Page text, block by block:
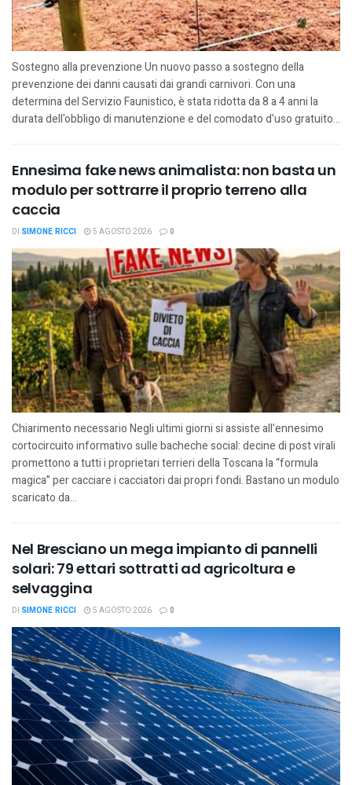
Sostegno alla prevenzione Un nuovo passo a sostegno della
prevenzione dei danni causati dai grandi carnivori. Con una
determina del Servizio Faunistico, è stata ridotta da 8 a 4 anni la
durata dell'obbligo di manutenzione e del comodato d'uso gratuito...
Ennesima fake news animalista: non basta un
modulo per sottrarre il proprio terreno alla
caccia
DI SIMONE RICCI 5 AGOSTO 2026 0
Chiarimento necessario Negli ultimi giorni si assiste all’ennesimo
cortocircuito informativo sulle bacheche social: decine di post virali
promettono a tutti i proprietari terrieri della Toscana la “formula
magica” per cacciare i cacciatori dai propri fondi. Bastano un modulo
scaricato da...
Nel Bresciano un mega impianto di pannelli
solari: 79 ettari sottratti ad agricoltura e
selvaggina
DI SIMONE RICCI 5 AGOSTO 2026 0